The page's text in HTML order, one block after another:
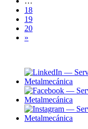
18
19
20
»